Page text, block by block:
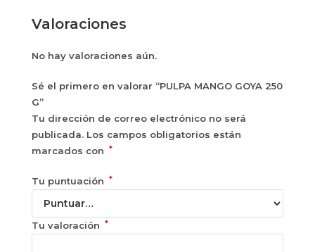
Valoraciones
No hay valoraciones aún.
Sé el primero en valorar “PULPA MANGO GOYA 250
G”
Tu dirección de correo electrónico no será
publicada. Los campos obligatorios están
marcados con
*
Tu puntuación *
Tu valoración *